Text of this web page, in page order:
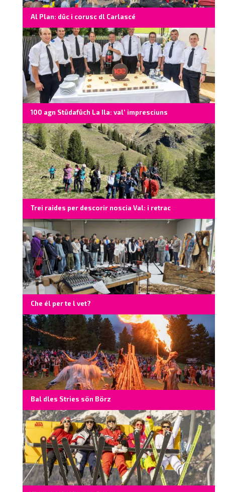
Al Plan: düc i corusc dl Carlascé
100 agn Stüdafüch La Ila: val’ impresciuns
Trei raides per descorir noscia Val: i retrac
Che él per te l vet?
Bal dles Stries sön Börz